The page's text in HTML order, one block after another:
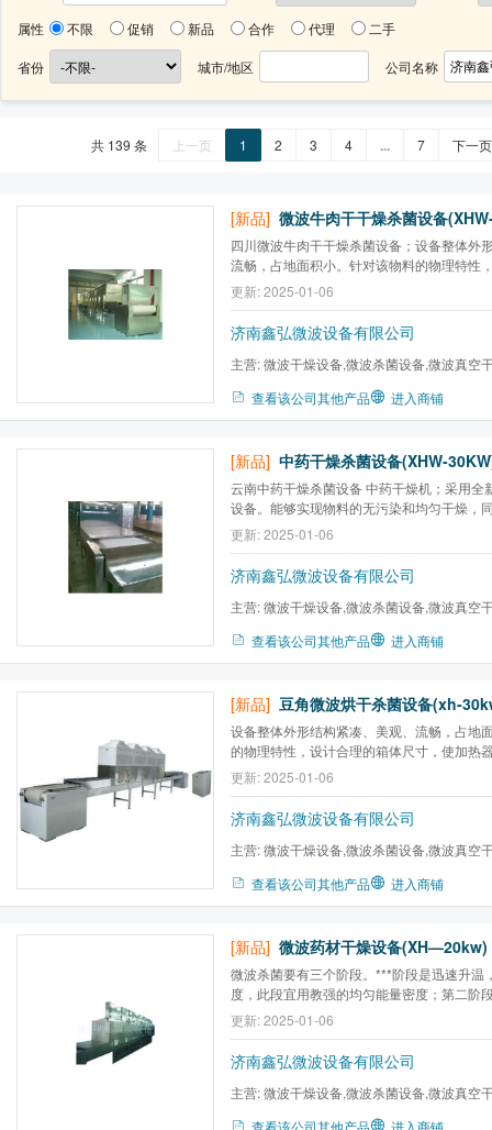
属性 不限 促销 新品 合作 代理 二手
省份 城市/地区 公司名称
共 139 条 上一页 1 2 3 4 ... 7 下一页
[新品] 微波牛肉干干燥杀菌设备
四川微波牛肉干干燥杀菌设备；设备整体外
流畅，占地面积小。针对该物料的物理特性
寸，使加热器内微波功率密度均匀，微波自
物料加热更加均匀。
更新: 2025-01-06
济南鑫弘微波设备有限公司
主营:微波干燥设备,微波杀菌设备,微波真空
查看该公司其他产品 进入商铺
[新品] 中药干燥杀菌设备(XHW-
云南中药干燥杀菌设备 中药干燥机；采用全
设备。能够实现物料的无污染和均匀干燥，
温度，此外干燥速度通常提高数倍以上，生
燥能耗通常降低50%以上，卫生指标完全符
准，***终实现安全洁净高效生产。
更新: 2025-01-06
济南鑫弘微波设备有限公司
主营:微波干燥设备,微波杀菌设备,微波真空
查看该公司其他产品 进入商铺
[新品] 豆角微波烘干杀菌设备(xh-
设备整体外形结构紧凑、美观、流畅，占地
的物理特性，设计合理的箱体尺寸，使加热
匀，微波自上而下宽带馈入，使物料加热更
更新: 2025-01-06
济南鑫弘微波设备有限公司
主营:微波干燥设备,微波杀菌设备,微波真空
查看该公司其他产品 进入商铺
[新品] 微波药材干燥设备(XH—20kw)
微波杀菌要有三个阶段。***阶段是迅速升温
度，此段宜用教强的均匀能量密度；第二阶
被杀菌物料的温度处于均衡的过程；第三阶
过程。
更新: 2025-01-06
济南鑫弘微波设备有限公司
主营:微波干燥设备,微波杀菌设备,微波真空
查看该公司其他产品 进入商铺